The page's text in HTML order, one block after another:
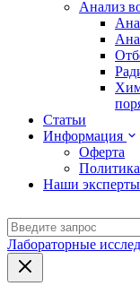
Анализ
Статьи
Информация
Оферта
Наши эксперты
Лабораторные